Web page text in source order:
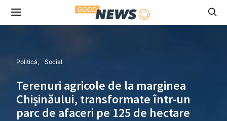
Politică Social
Terenuri agricole de la marginea
Chișinăului, transformate într-un
parc de afaceri pe 125 de hectare